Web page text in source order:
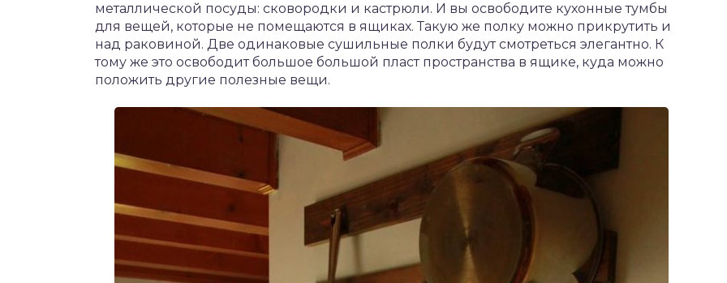
металлической посуды: сковородки и кастрюли. И вы освободите кухонные тумбы
для вещей, которые не помещаются в ящиках. Такую же полку можно прикрутить и
над раковиной. Две одинаковые сушильные полки будут смотреться элегантно. К
тому же это освободит большое большой пласт пространства в ящике, куда можно
положить другие полезные вещи.